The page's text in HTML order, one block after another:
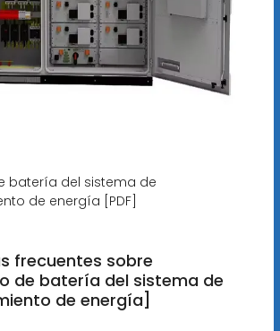
batería del sistema de
de energía [PDF]
frecuentes sobre
de batería del sistema de
de energía]